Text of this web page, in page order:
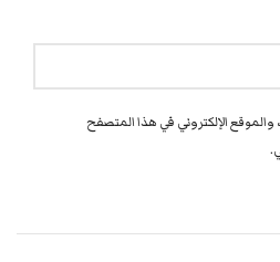
الإلكتروني في هذا المتصفح